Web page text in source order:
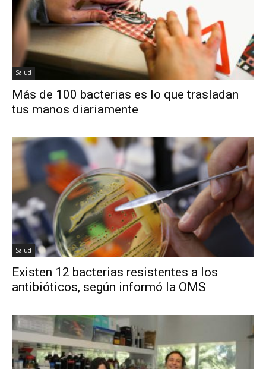
Salud
Más de 100 bacterias es lo que trasladan
tus manos diariamente
Salud
Existen 12 bacterias resistentes a los
antibióticos, según informó la OMS